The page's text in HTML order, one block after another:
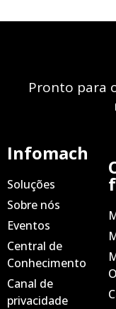
Pronto para
Infomach
Soluções
Sobre nós
Eventos
Central de
Conhecimento
Canal de
privacidade